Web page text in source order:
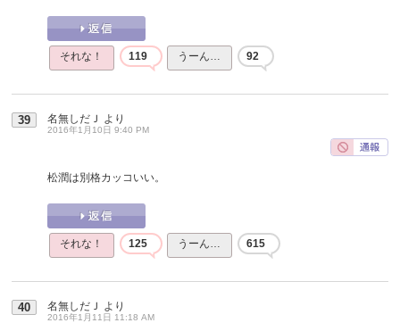
それな！ 119 うーん… 92
39 名無しだＪ より
2016年1月10日 9:40 PM
松潤は別格カッコいい。
それな！ 125 うーん… 615
40 名無しだＪ より
2016年1月11日 11:18 AM